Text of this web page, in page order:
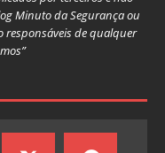
Minuto da Segurança ou
responsáveis de qualquer